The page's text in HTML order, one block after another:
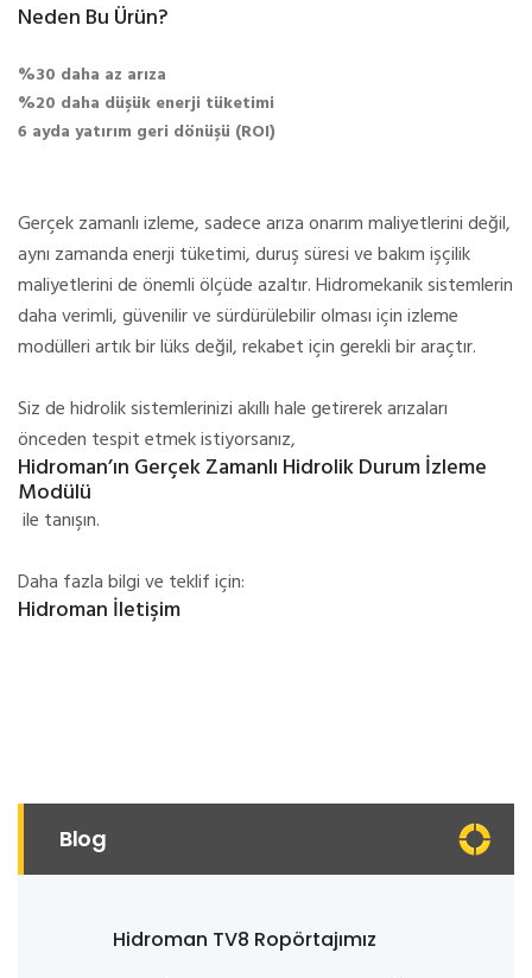
Neden Bu Ürün?
%30 daha az arıza
%20 daha düşük enerji tüketimi
6 ayda yatırım geri dönüşü (ROI)
Gerçek zamanlı izleme, sadece arıza onarım maliyetlerini değil,
aynı zamanda enerji tüketimi, duruş süresi ve bakım işçilik
maliyetlerini de önemli ölçüde azaltır. Hidromekanik sistemlerin
daha verimli, güvenilir ve sürdürülebilir olması için izleme
modülleri artık bir lüks değil, rekabet için gerekli bir araçtır.
Siz de hidrolik sistemlerinizi akıllı hale getirerek arızaları
önceden tespit etmek istiyorsanız,
Hidroman’ın Gerçek Zamanlı Hidrolik Durum İzleme
Modülü
ile tanışın.
Daha fazla bilgi ve teklif için:
Hidroman İletişim
Blog
Hidroman TV8 Ropörtajımız